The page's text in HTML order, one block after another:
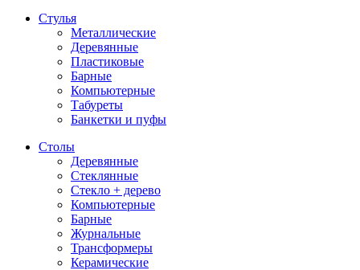
Стулья
Металлические
Деревянные
Пластиковые
Барные
Компьютерные
Табуреты
Банкетки и пуфы
Столы
Деревянные
Стеклянные
Стекло + дерево
Компьютерные
Барные
Журнальные
Трансформеры
Керамические